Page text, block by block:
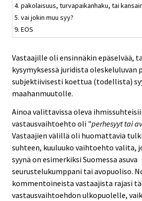
4. pakolaisuus, turvapaikanhaku, tai
5. vai jokin muu syy?
9. EOS
Vastaajille oli ensinnäkin epäselvää,
kysymyksessä juridista oleskeluluvan
subjektiivisesti koettua (todellista)
maahanmuutolle.
Ainoa valittavissa oleva
vastausvaihtoehto oli "perhesyyt tai
Vastaajien välillä oli huomattavia
suhteen, kuuluuko vaihtoehto valita,
syynä on esimerkiksi Suomessa asuva
seurustelukumppani tai avopuoliso.
kommentoineista vastaajista rajasi
vastausvaihtoehdon ulkopuolelle,